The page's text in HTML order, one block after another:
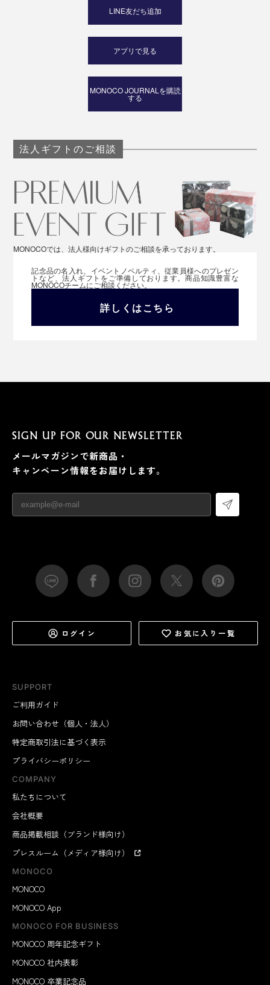
LINE友だち追加
アプリで見る
MONOCO JOURNALを購読
する
法人ギフトのご相談
MONOCOでは、法人様向けギフトのご相談を承っております。
記念品の名入れ、イベントノベルティ、従業員様へのプレゼン
トなど、法人ギフトをご準備しております。商品知識豊富な
MONOCOチームにご相談ください。
詳しくはこちら
SUPPORT
ご利用ガイド
お問い合わせ（個人・法人）
特定商取引法に基づく表示
プライバシーポリシー
COMPANY
私たちについて
会社概要
商品掲載相談（ブランド様向け）
プレスルーム（メディア様向け）
MONOCO
MONOCO
MONOCO App
MONOCO FOR BUSINESS
MONOCO 周年記念ギフト
MONOCO 社内表彰
MONOCO 卒業記念品
SIGN UP FOR OUR NEWSLETTER
メールマガジンで新商品・
キャンペーン情報をお届けします。
ログイン お気に入り一覧